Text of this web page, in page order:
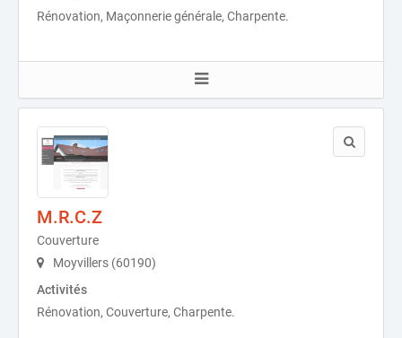
Rénovation, Maçonnerie générale, Charpente.
M.R.C.Z
Couverture
Moyvillers (60190)
Activités
Rénovation, Couverture, Charpente.